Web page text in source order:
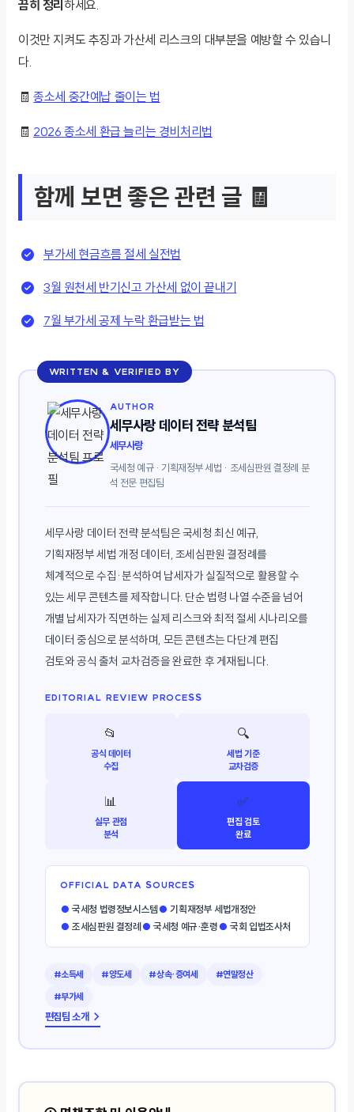
끔히 정리 하세요.
이것만 지켜도 추징과 가산세 리스크의 대부분을 예방할 수 있습니
다.
🧾종소세 중간예납 줄이는 법
🧾 2026 종소세 환급 늘리는 경비처리법
함께 보면 좋은 관련 글 🧾
부가세 현금흐름 절세 실전법
3월 원천세 반기신고 가산세 없이 끝내기
7월 부가세 공제 누락 환급받는 법
WRITTEN & VERIFIED BY
AUTHOR
세무사랑 데이터 전략 분석팀
세무사랑
국세청 예규 · 기획재정부 세법 · 조세심판원 결정례 분
석 전문 편집팀
세무사랑 데이터 전략 분석팀은 국세청 최신 예규,
기획재정부 세법 개정 데이터, 조세심판원 결정례를
체계적으로 수집·분석하여 납세자가 실질적으로 활용할 수
있는 세무 콘텐츠를 제작합니다. 단순 법령 나열 수준을 넘어
개별 납세자가 직면하는 실제 리스크와 최적 절세 시나리오를
데이터 중심으로 분석하며, 모든 콘텐츠는 다단계 편집
검토와 공식 출처 교차검증을 완료한 후 게재됩니다.
EDITORIAL REVIEW PROCESS
📂
공식 데이터
수집
🔍
세법 기준
교차검증
📊
실무 관점
분석
✅
편집 검토
완료
OFFICIAL DATA SOURCES
● 국세청 법령정보시스템● 기획재정부 세법개정안
● 조세심판원 결정례● 국세청 예규·훈령● 국회 입법조사처
#소득세 #양도세 #상속·증여세
#연말정산
#부가세
편집팀 소개 →